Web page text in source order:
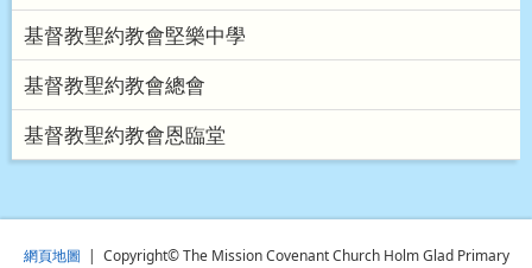
基督教聖約教會堅樂中學
基督教聖約教會總會
基督教聖約教會恩臨堂
網頁地圖 | Copyright© The Mission Covenant Church Holm Glad Primary